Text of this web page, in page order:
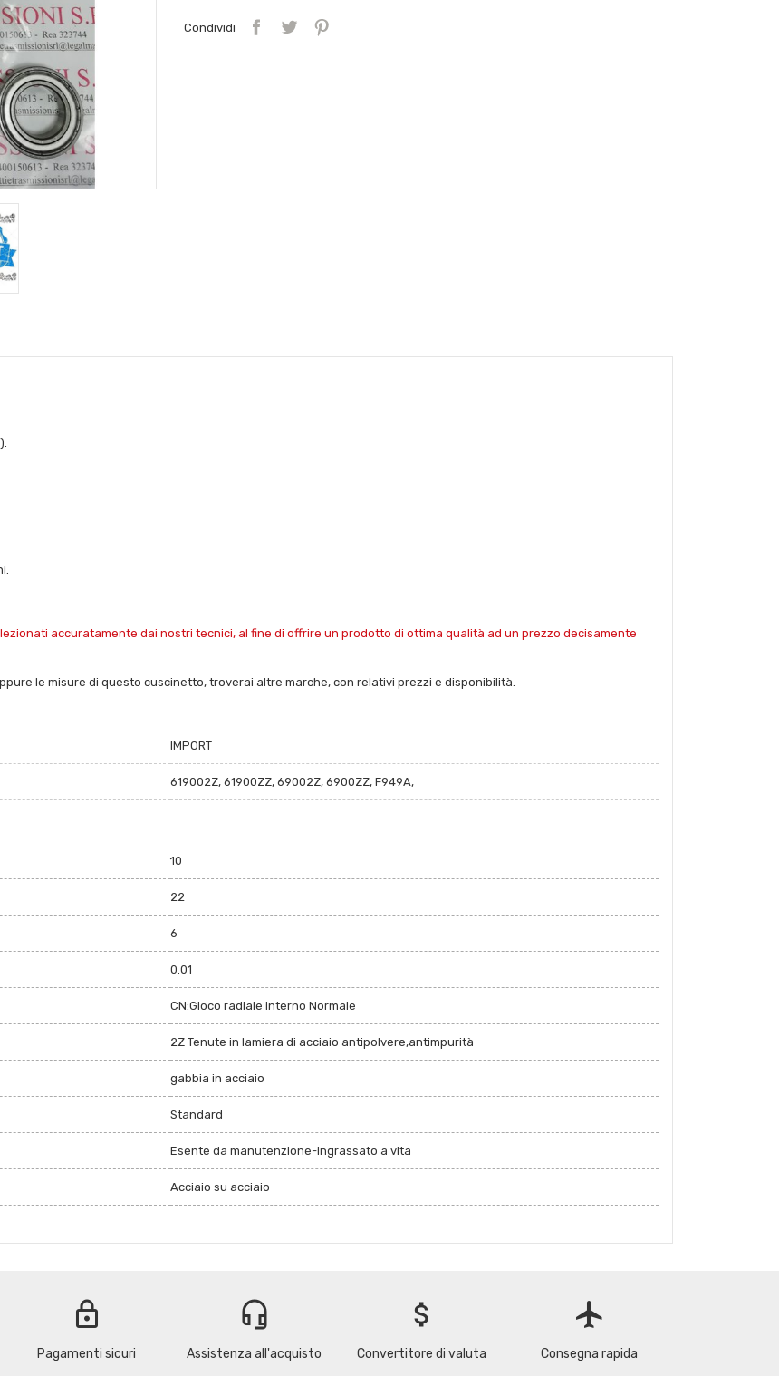
Condividi
accuratamente dai nostri tecnici, al fine di offrire un prodotto di ottima qualità ad un prezzo decisamente
le misure di questo cuscinetto, troverai altre marche, con relativi prezzi e disponibilità.
IMPORT
619002Z, 61900ZZ, 69002Z, 6900ZZ, F949A,
10
22
6
0.01
CN:Gioco radiale interno Normale
2Z Tenute in lamiera di acciaio antipolvere,antimpurità
gabbia in acciaio
Standard
Esente da manutenzione-ingrassato a vita
Acciaio su acciaio
lock
Pagamenti sicuri
headset_mic
Assistenza all'acquisto
attach_money
Convertitore di valuta
flight
Consegna rapida